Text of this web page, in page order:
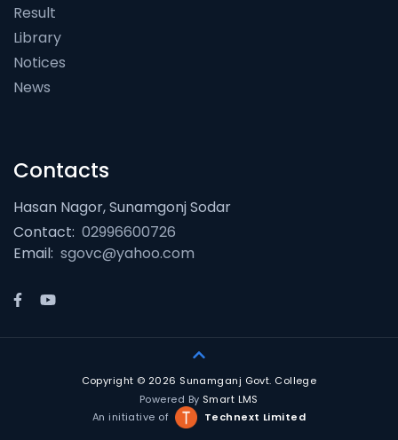
Result
Library
Notices
News
Contacts
Hasan Nagor, Sunamgonj Sodar
Contact: 02996600726
Email: sgovc@yahoo.com
Copyright © 2026 Sunamganj Govt. College
Powered By Smart LMS
An initiative of
Technext Limited